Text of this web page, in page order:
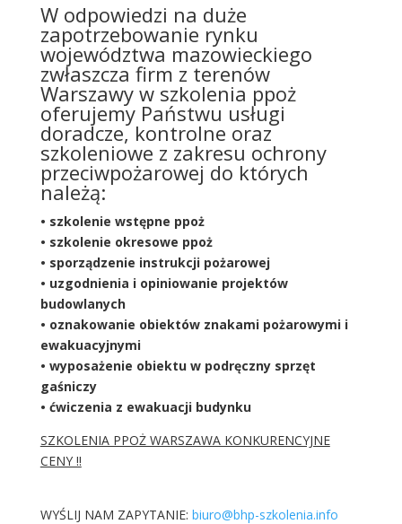
W odpowiedzi na duże
zapotrzebowanie rynku
województwa mazowieckiego
zwłaszcza firm z terenów
Warszawy w szkolenia ppoż
oferujemy Państwu usługi
doradcze, kontrolne oraz
szkoleniowe z zakresu ochrony
przeciwpożarowej do których
należą:
• szkolenie wstępne ppoż
• szkolenie okresowe ppoż
• sporządzenie instrukcji pożarowej
• uzgodnienia i opiniowanie projektów
budowlanych
• oznakowanie obiektów znakami pożarowymi i
ewakuacyjnymi
• wyposażenie obiektu w podręczny sprzęt
gaśniczy
• ćwiczenia z ewakuacji budynku
SZKOLENIA PPOŻ WARSZAWA KONKURENCYJNE
CENY !!
WYŚLIJ NAM ZAPYTANIE: biuro@bhp-szkolenia.info